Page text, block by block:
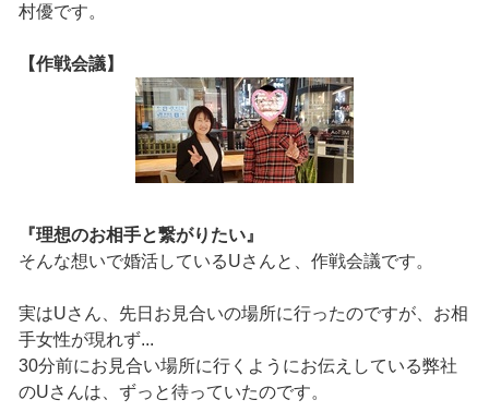
村優です。
【作戦会議】
『理想のお相手と繋がりたい』
そんな想いで婚活しているUさんと、作戦会議です。
実はUさん、先日お見合いの場所に行ったのですが、お相
手女性が現れず...
30分前にお見合い場所に行くようにお伝えしている弊社
のUさんは、ずっと待っていたのです。